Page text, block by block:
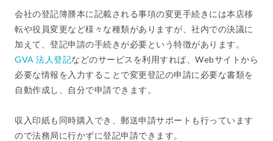
会社の登記簿謄本に記載される事項の変更手続きには本店移
転や役員変更など様々な種類がありますが、社内での決議に
加えて、登記申請の手続きが必要という特徴があります。
GVA 法人登記などのサービスを利用すれば、Webサイトから
必要な情報を入力することで変更登記の申請に必要な書類を
自動作成し、自分で申請できます。
収入印紙も同時購入でき、郵送申請サポートも行っています
ので法務局に行かずに登記申請できます。